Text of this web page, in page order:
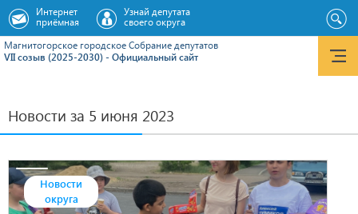
Магнитогорское городское Cобрание депутатов
VII созыв (2025-2030) - Официальный сайт
Интернет
приёмная
Узнай депутата
своего округа
Новости за 5 июня 2023
Новости
округа